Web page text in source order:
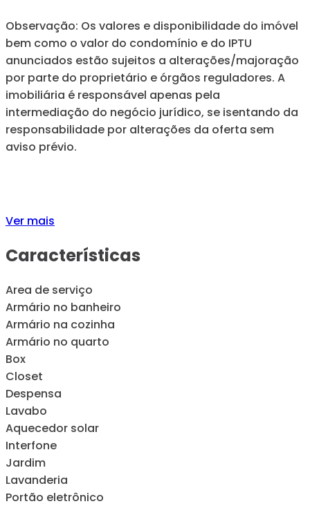
Observação: Os valores e disponibilidade do imóvel
bem como o valor do condomínio e do IPTU
anunciados estão sujeitos a alterações/majoração
por parte do proprietário e órgãos reguladores. A
imobiliária é responsável apenas pela
intermediação do negócio jurídico, se isentando da
responsabilidade por alterações da oferta sem
aviso prévio.
Ver mais
Características
Area de serviço
Armário no banheiro
Armário na cozinha
Armário no quarto
Box
Closet
Despensa
Lavabo
Aquecedor solar
Interfone
Jardim
Lavanderia
Portão eletrônico